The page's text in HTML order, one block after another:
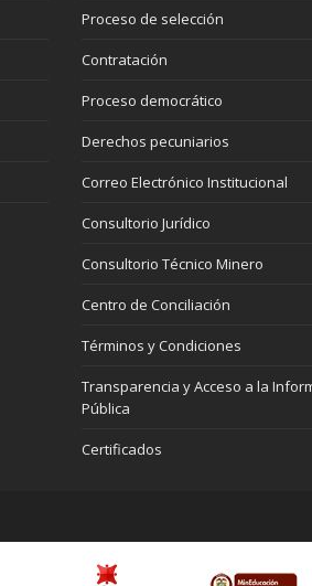
Proceso de selección
Contratación
Proceso democrático
Derechos pecuniarios
Correo Electrónico Institucional
Consultorio Jurídico
Consultorio Técnico Minero
Centro de Conciliación
Términos y Condiciones
Transparencia y Acceso a la
Pública
Certificados